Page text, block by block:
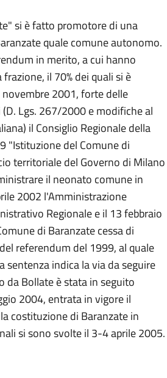
si è fatto promotore di una
quale comune autonomo.
in merito, a cui hanno
il 70% dei quali si è
2001, forte delle
Lgs. 267/2000 e modifiche al
il Consiglio Regionale della
"Istituzione del Comune di
territoriale del Governo di Milano
il neonato comune in
2002 l'Amministrazione
Regionale e il 13 febbraio
di Baranzate cessa di
referendum del 1999, al quale
indica la via da seguire
da Bollate è stata in seguito
2004, entrata in vigore il
costituzione di Baranzate in
si sono svolte il 3-4 aprile 2005.